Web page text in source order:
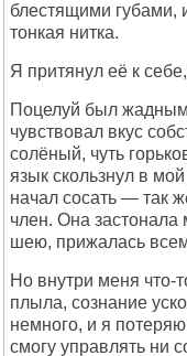
блестящими губами,
тонкая нитка.
Я притянул её к
Поцелуй был
чувствовал вкус
солёный, чуть
язык скользнул в
начал сосать — так
член. Она застонала
шею, прижалась
Но внутри меня что-
плыла, сознание
немного, и я
смогу управлять ни